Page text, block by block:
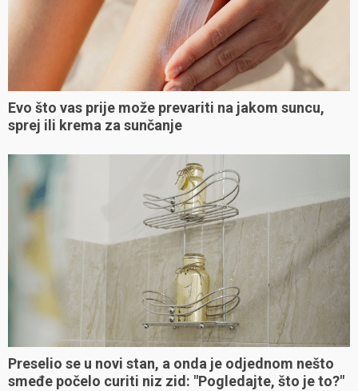
Evo što vas prije može prevariti na jakom suncu,
sprej ili krema za sunčanje
Preselio se u novi stan, a onda je odjednom nešto
smeđe počelo curiti niz zid: "Pogledajte, što je to?"